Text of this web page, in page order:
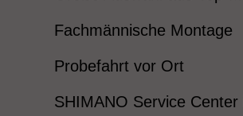
Fachmännische Montage
Probefahrt vor Ort
SHIMANO Service Center